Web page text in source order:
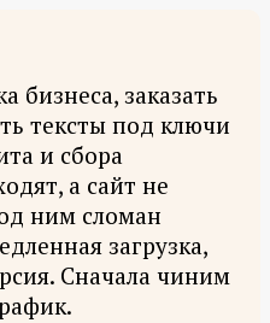
бизнеса, заказать
тексты под ключи
и сбора
а сайт не
ним сломан
загрузка,
Сначала чиним